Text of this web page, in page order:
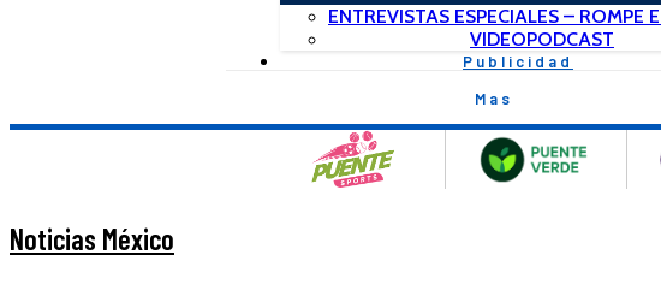
ENTREVISTAS ESPECIALES – ROMPE
VIDEOPODCAST
Publicidad
Mas
Noticias México